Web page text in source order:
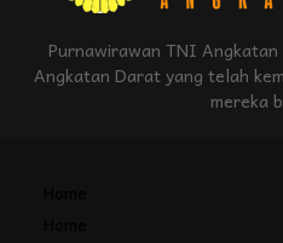
Purnawirawan TNI
Angkatan Darat yang telah
mereka